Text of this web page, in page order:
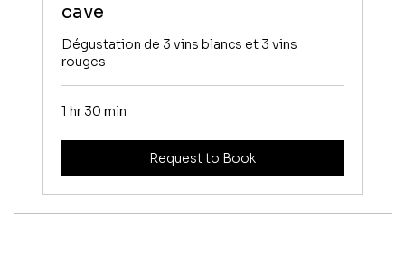
cave
Dégustation de 3 vins blancs et 3 vins
rouges
1 hr 30 min
Request to Book